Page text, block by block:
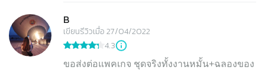
B
เขียนรีวิวเมื่อ 27/04/2022
4.3
ขอส่งต่อแพคเกจ ชุดจริงทั้งงานหมั้น+ฉลองของ